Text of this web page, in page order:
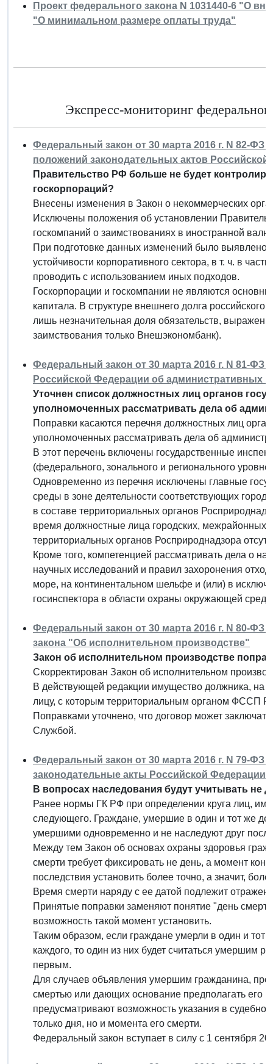
Проект федерального закона N 1031440-6 "О
"О минимальном размере оплаты труда"
Экспресс-мониторинг
Федеральный закон от 30 марта 2016 г. N 82-
положений законодательных актов
Правительство РФ больше не будет
госкорпораций?
Внесены изменения в Закон о некоммерческих
Исключены положения об установлении
госкомпаний о заимствованиях в иностранной
При подготовке данных изменений было выявлено
устойчивости корпоративного сектора, в т. ч. в
проводить с использованием иных подходов.
Госкорпорации и госкомпании не являются
капитала. В структуре внешнего долга
лишь незначительная доля обязательств,
заимствования только Внешэкономбанк).
Федеральный закон от 30 марта 2016 г. N 81-ФЗ
Российской Федерации об административных
Уточнен список должностных лиц органов
уполномоченных рассматривать дела об
Поправки касаются перечня должностных лиц
уполномоченных рассматривать дела об
В этот перечень включены государственные
(федерального, зонального и регионального
Одновременно из перечня исключены главные
среды в зоне деятельности соответствующих
в составе территориальных органов
время должностные лица городских, межрайонных,
территориальных органов Росприроднадзора
Кроме того, компетенцией рассматривать дела о
научных исследований и правил захоронения
море, на континентальном шельфе и (или) в
госинспектора в области охраны окружающей
Федеральный закон от 30 марта 2016 г. N 80-
закона "Об исполнительном производстве"
Закон об исполнительном производстве
Скорректирован Закон об исполнительном
В действующей редакции имущество должника, на
лицу, с которым территориальным органом ФССП
Поправками уточнено, что договор может
Службой.
Федеральный закон от 30 марта 2016 г. N 79-
законодательные акты Российской Федерации"
В вопросах наследования будут учитывать не
Ранее нормы ГК РФ при определении круга лиц,
следующего. Граждане, умершие в один и тот же
умершими одновременно и не наследуют друг
Между тем Закон об основах охраны здоровья
смерти требует фиксировать не день, а момент
последствия установить более точно, а значит,
Время смерти наряду с ее датой подлежит
Принятые поправки заменяют понятие "день
возможность такой момент установить.
Таким образом, если граждане умерли в один и тот
каждого, то один из них будет считаться умершим
первым.
Для случаев объявления умершим гражданина,
смертью или дающих основание предполагать его
предусматривают возможность указания в
только дня, но и момента его смерти.
Федеральный закон вступает в силу с 1 сентября